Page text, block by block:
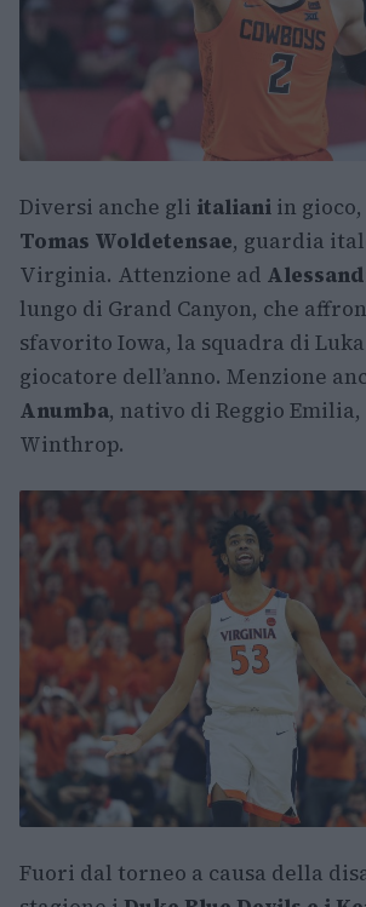
Diversi anche gli italiani in
Tomas Woldetensae, guardia
Virginia. Attenzione ad
lungo di Grand Canyon, che
sfavorito Iowa, la squadra di
giocatore dell’anno. Menzione
Anumba, nativo di Reggio
Winthrop.
Fuori dal torneo a causa della